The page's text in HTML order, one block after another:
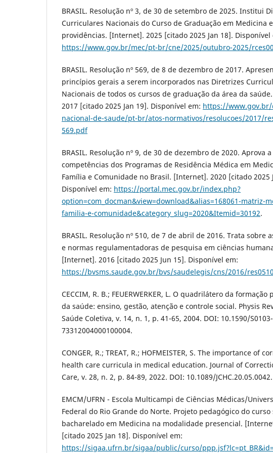
BRASIL. Resolução nº 3, de 30 de setembro de 2025. Institui
Curriculares Nacionais do Curso de Graduação em Medicina
providências. [Internet]. 2025 [citado 2025 Jan 18]. Disponível
https://www.gov.br/mec/pt-br/cne/2025/outubro-2025/
BRASIL. Resolução nº 569, de 8 de dezembro de 2017.
princípios gerais a serem incorporados nas Diretrizes
Nacionais de todos os cursos de graduação da área da
2017 [citado 2025 Jan 19]. Disponível em: https://www.gov.br/
nacional-de-saude/pt-br/atos-normativos/resolucoes/2017/
569.pdf
BRASIL. Resolução nº 9, de 30 de dezembro de 2020. Aprova
competências dos Programas de Residência Médica em
Família e Comunidade no Brasil. [Internet]. 2020 [citado 2025
Disponível em: https://portal.mec.gov.br/index.php?
option=com_docman&view=download&alias=168061-matriz-
familia-e-comunidade&category_slug=2020&Itemid=30192.
BRASIL. Resolução nº 510, de 7 de abril de 2016. Trata sobre
e normas regulamentadoras de pesquisa em ciências
[Internet]. 2016 [citado 2025 Jun 15]. Disponível em:
https://bvsms.saude.gov.br/bvs/saudelegis/cns/2016/
CECCIM, R. B.; FEUERWERKER, L. O quadrilátero da formação
da saúde: ensino, gestão, atenção e controle social. Physis
Saúde Coletiva, v. 14, n. 1, p. 41-65, 2004. DOI: 10.1590/S0103-
73312004000100004.
CONGER, R.; TREAT, R.; HOFMEISTER, S. The importance of
health care curricula in medical education. Journal of
Care, v. 28, n. 2, p. 84-89, 2022. DOI: 10.1089/JCHC.20.05.0042.
EMCM/UFRN - Escola Multicampi de Ciências Médicas/
Federal do Rio Grande do Norte. Projeto pedagógico do
bacharelado em Medicina na modalidade presencial.
[citado 2025 Jan 18]. Disponível em:
https://sigaa.ufrn.br/sigaa/public/curso/